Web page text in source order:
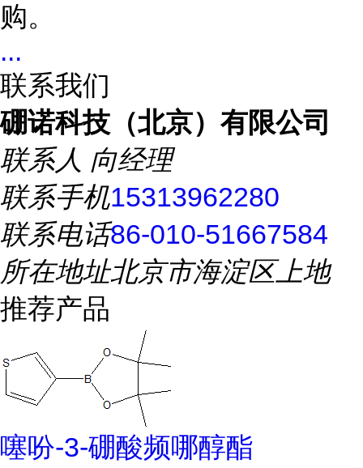
购。
...
联系我们
硼诺科技（北京）有限公司
联系人 向经理
联系手机15313962280
联系电话86-010-51667584
所在地址北京市海淀区上地
推荐产品
噻吩-3-硼酸频哪醇酯